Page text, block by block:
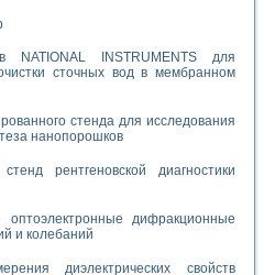
NATIONAL INSTRUMENTS для
сточных вод в мембранном
стенда для исследования
нанопорошков
рентгеновской диагностики
оптоэлектронные дифракционные
и колебаний
диэлектрических свойств